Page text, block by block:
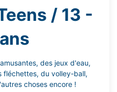
/ 13 -
des jeux d'eau,
fléchettes, du volley-ball,
choses encore !